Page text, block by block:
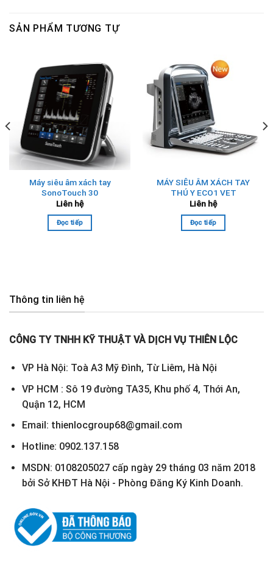
SẢN PHẨM TƯƠNG TỰ
Máy siêu âm xách tay
SonoTouch 30
Liên hệ
Đọc tiếp
MÁY SIÊU ÂM XÁCH TAY
THÚ Y ECO1 VET
Liên hệ
Đọc tiếp
Thông tin liên hệ
CÔNG TY TNHH KỸ THUẬT VÀ DỊCH VỤ THIÊN LỘC
VP Hà Nội: Toà A3 Mỹ Đình, Từ Liêm, Hà Nội
VP HCM : Sô 19 đường TA35, Khu phố 4, Thới An,
Quận 12, HCM
Email: thienlocgroup68@gmail.com
Hotline: 0902.137.158
MSDN: 0108205027 cấp ngày 29 tháng 03 năm 2018
bởi Sở KHĐT Hà Nội - Phòng Đăng Ký Kinh Doanh.